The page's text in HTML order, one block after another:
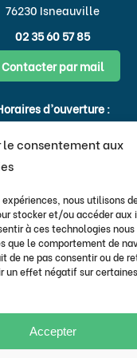
le consentement aux
nous utilisons
stocker et/ou accéder aux
à ces technologies
que le comportement de
de ne pas consentir ou de
un effet négatif sur
Accepter
à bâtir
réseaux et télécom
MALITOURNE
76230 Isneauville
02 35 60 57 85
Contacter par mail
d’ouverture :
Flash infos
& newsletters
au flash infos de la
S’inscrire